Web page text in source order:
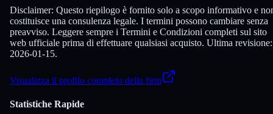
Disclaimer: Questo riepilogo è fornito solo a scopo informativo e
costituisce una consulenza legale. I termini possono cambiare senza
preavviso. Leggere sempre i Termini e Condizioni completi sul sito
web ufficiale prima di effettuare qualsiasi acquisto. Ultima revisione:
2026-01-15.
Visualizza il profilo completo della firm
Statistiche Rapide